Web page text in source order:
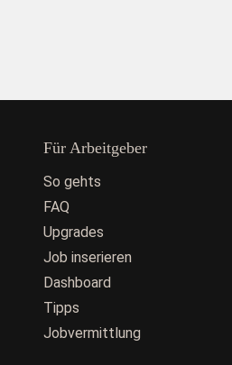
Für Arbeitgeber
So gehts
FAQ
Upgrades
Job inserieren
Dashboard
Tipps
Jobvermittlung